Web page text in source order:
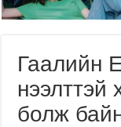
Гаалийн
нээлттэй
болж